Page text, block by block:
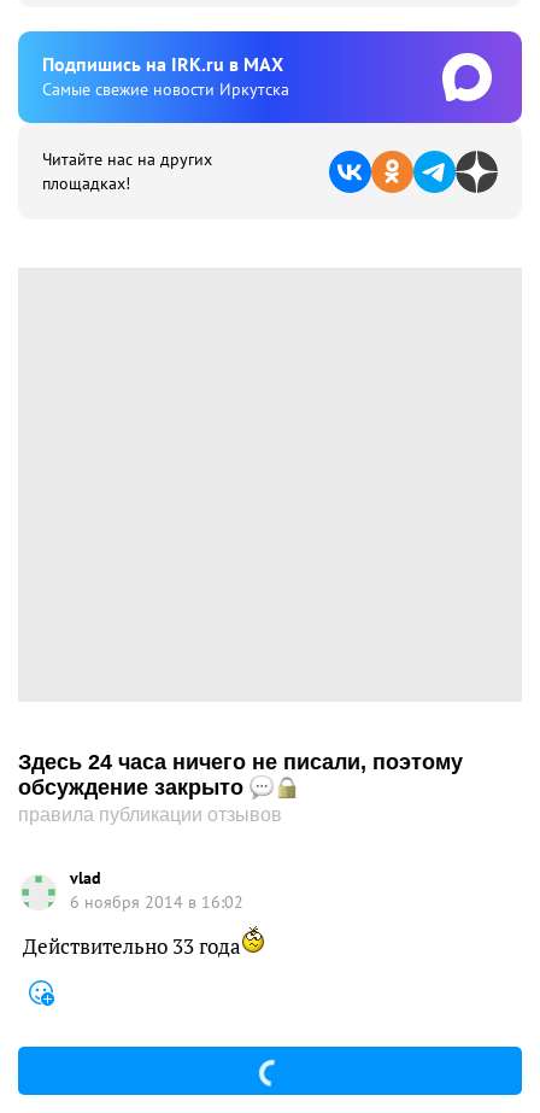
Подпишиcь на IRK.ru в MAX
Cамые свежие новости Иркутска
Читайте нас на других
площадках!
Здесь 24 часа ничего не писали, поэтому
обсуждение закрыто
правила публикации отзывов
vlad
6 ноября 2014 в 16:02
Действительно 33 года